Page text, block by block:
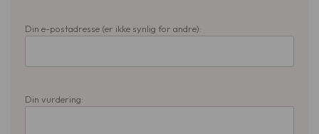
Din e-postadresse (er ikke synlig for andre):
Din vurdering: